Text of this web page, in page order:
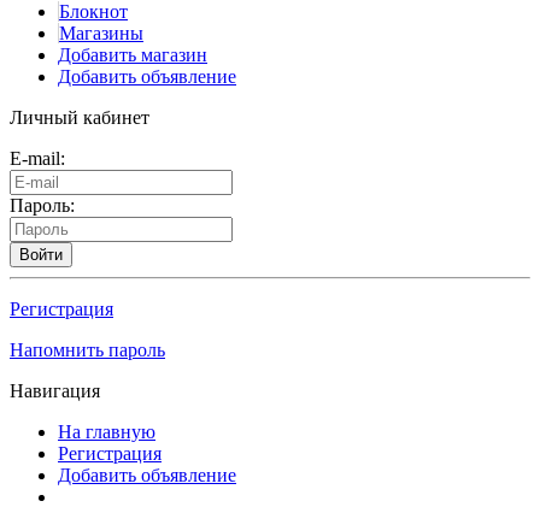
Блокнот
Магазины
Добавить магазин
Добавить объявление
Личный кабинет
E-mail:
Пароль:
Войти
Регистрация
Напомнить пароль
Навигация
На главную
Регистрация
Добавить объявление